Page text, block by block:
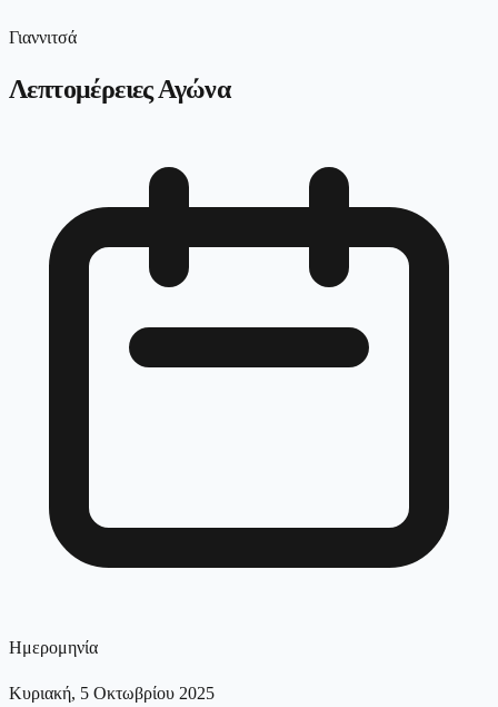
Γιαννιτσά
Λεπτομέρειες Αγώνα
Ημερομηνία
Κυριακή, 5 Οκτωβρίου 2025